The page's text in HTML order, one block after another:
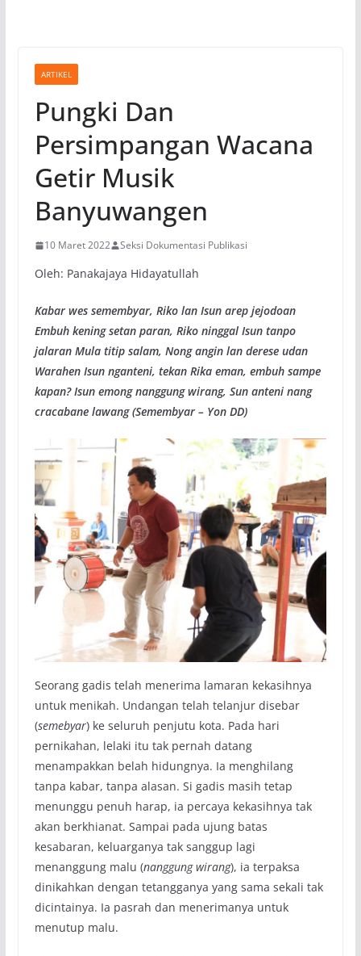
ARTIKEL
Pungki Dan
Persimpangan Wacana
Getir Musik
Banyuwangen
10 Maret 2022 Seksi Dokumentasi Publikasi
Oleh: Panakajaya Hidayatullah
Kabar wes semembyar, Riko lan Isun arep jejodoan
Embuh kening setan paran, Riko ninggal Isun tanpo
jalaran Mula titip salam, Nong angin lan derese udan
Warahen Isun nganteni, tekan Rika eman, embuh sampe
kapan? Isun emong nanggung wirang, Sun anteni nang
cracabane lawang (Semembyar – Yon DD)
Seorang gadis telah menerima lamaran kekasihnya
untuk menikah. Undangan telah telanjur disebar
(semebyar) ke seluruh penjutu kota. Pada hari
pernikahan, lelaki itu tak pernah datang
menampakkan belah hidungnya. Ia menghilang
tanpa kabar, tanpa alasan. Si gadis masih tetap
menunggu penuh harap, ia percaya kekasihnya tak
akan berkhianat. Sampai pada ujung batas
kesabaran, keluarganya tak sanggup lagi
menanggung malu (nanggung wirang), ia terpaksa
dinikahkan dengan tetangganya yang sama sekali tak
dicintainya. Ia pasrah dan menerimanya untuk
menutup malu.